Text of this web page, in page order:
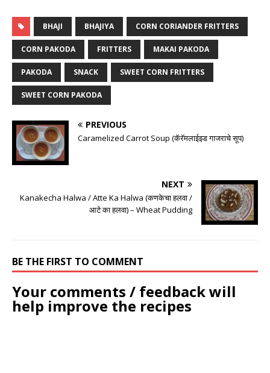
BHAJI BHAJIYA CORN CORIANDER FRITTERS
CORN PAKODA FRITTERS MAKAI PAKODA
PAKODA SNACK SWEET CORN FRITTERS
SWEET CORN PAKODA
PREVIOUS
Caramelized Carrot Soup (कॅरॅमलाईझ्ड गाजराचे सूप)
NEXT
Kanakecha Halwa / Atte Ka Halwa (कणकेचा हलवा /
आटे का हलवा) – Wheat Pudding
BE THE FIRST TO COMMENT
Your comments / feedback will
help improve the recipes